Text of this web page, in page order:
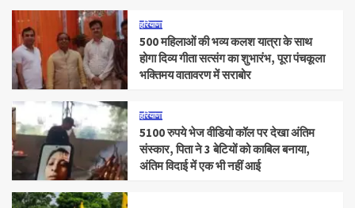
हरियाणा
500 महिलाओं की भव्य कलश यात्रा के साथ
होगा दिव्य गीता सत्संग का शुभारंभ, पूरा पंचकूला
भक्तिमय वातावरण में सराबोर
हरियाणा
5100 रुपये भेज वीडियो कॉल पर देखा अंतिम
संस्कार, पिता ने 3 बेटियों को काबिल बनाया,
अंतिम विदाई में एक भी नहीं आई